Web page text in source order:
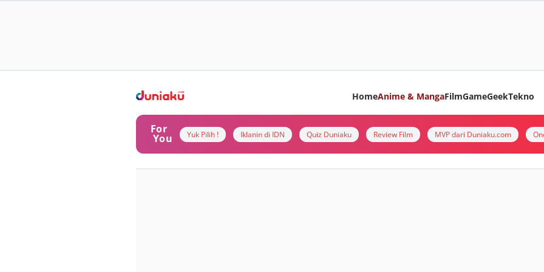
HomeAnime & MangaFilmGameGeekTekno
For
You Yuk Pilih ! Iklanin di IDN Quiz Duniaku Review Film MVP dari Duniaku.com